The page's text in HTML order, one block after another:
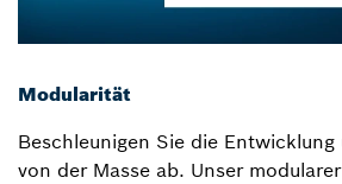
Modularität
Beschleunigen Sie die
von der Masse ab. Unser